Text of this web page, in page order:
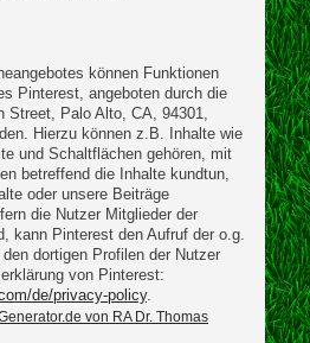
können Funktionen
Pinterest, angeboten durch die
Street, Palo Alto, CA, 94301,
Hierzu können z.B. Inhalte wie
und Schaltflächen gehören, mit
betreffend die Inhalte kundtun,
oder unsere Beiträge
die Nutzer Mitglieder der
kann Pinterest den Aufruf der o.g.
dortigen Profilen der Nutzer
von Pinterest:
de/privacy-policy.
von RA Dr. Thomas